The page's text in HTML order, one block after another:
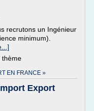
recrutons un Ingénieur
minimum).
thème
EN FRANCE »
Export